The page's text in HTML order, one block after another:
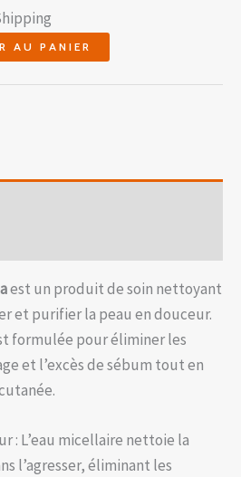
AU PANIER
est un produit de soin nettoyant
et purifier la peau en douceur.
formulée pour éliminer les
et l’excès de sébum tout en
: L’eau micellaire nettoie la
l’agresser, éliminant les